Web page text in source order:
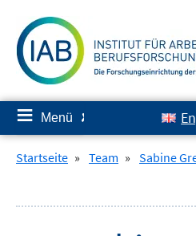
zum
Inhalt
≡ Menü ✘
Startseite » Team » Sabine